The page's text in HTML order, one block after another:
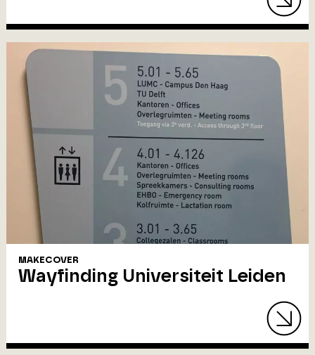
MAKECOVER
Wayfinding Universiteit Leiden